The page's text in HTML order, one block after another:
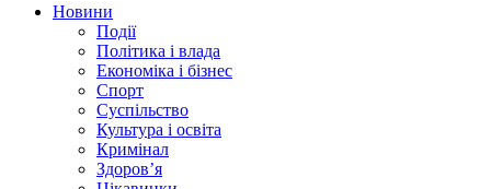
Новини
Події
Політика і влада
Економіка і бізнес
Спорт
Суспільство
Культура і освіта
Кримінал
Здоров’я